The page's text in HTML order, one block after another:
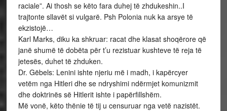
raciale”. Ai thosh se këto fara duhej të zhdukeshin..I
trajtonte sllavët si vulgarë. Psh Polonia nuk ka arsye të
ekzistojë…
Karl Marks, diku ka shkruar: racat dhe klasat shoqërore që
janë shumë të dobëta për t’u rezistuar kushteve të reja të
jetesës, duhet të zhduken.
Dr. Gëbels: Lenini ishte njeriu më i madh, i kapërcyer
vetëm nga Hitleri dhe se ndryshimi ndërmjet komunizmit
dhe doktrinës së Hitlerit ishte i papërfillshëm.
Më vonë, këto thënie të tij u censuruar nga vetë nazistët.